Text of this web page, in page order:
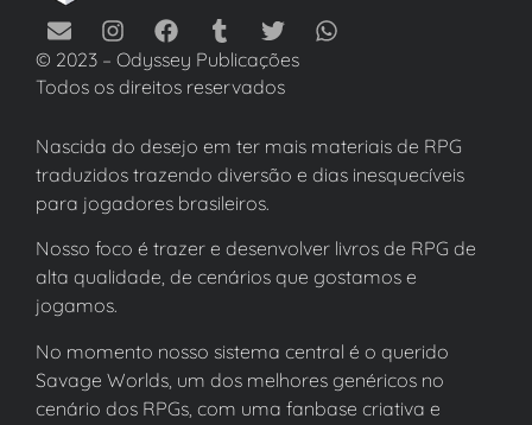
© 2023 – Odyssey Publicações
Todos os direitos reservados
Nascida do desejo em ter mais materiais de RPG
traduzidos trazendo diversão e dias inesquecíveis
para jogadores brasileiros.
Nosso foco é trazer e desenvolver livros de RPG de
alta qualidade, de cenários que gostamos e
jogamos.
No momento nosso sistema central é o querido
Savage Worlds, um dos melhores genéricos no
cenário dos RPGs, com uma fanbase criativa e